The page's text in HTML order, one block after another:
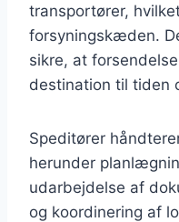
transportører,
forsyningskæden.
sikre, at
destination til tiden
Speditører
herunder
udarbejdelse af
og koordinering af